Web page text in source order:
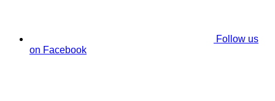
Follow us
on Facebook